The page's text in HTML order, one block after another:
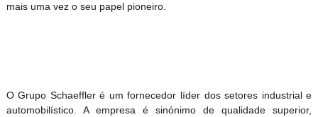
mais uma vez o seu papel pioneiro.
O Grupo Schaeffler é um fornecedor líder dos setores industrial e
automobilístico. A empresa é sinónimo de qualidade superior,